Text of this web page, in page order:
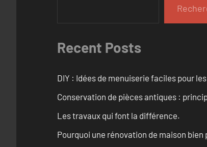
Recent Posts
DIY : Idées de menuiserie faciles pour
Conservation de pièces antiques :
Les travaux qui font la différence.
Pourquoi une rénovation de maison